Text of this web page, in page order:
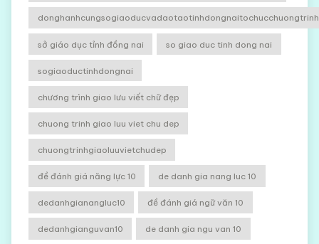
sở giáo dục tỉnh đồng nai so giao duc tinh dong nai
sogiaoductinhdongnai
chương trình giao lưu viết chữ đẹp
chuong trinh giao luu viet chu dep
chuongtrinhgiaoluuvietchudep
đề đánh giá năng lực 10 de danh gia nang luc 10
dedanhgianangluc10 đề đánh giá ngữ văn 10
dedanhgianguvan10 de danh gia ngu van 10